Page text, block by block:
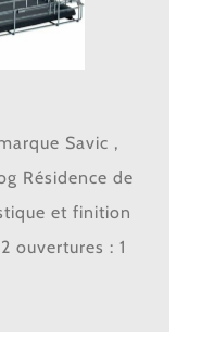
Savic ,
Résidence de
et finition
ouvertures : 1